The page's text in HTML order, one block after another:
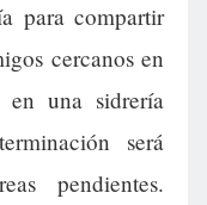
para compartir
cercanos en
en una sidrería
será
pendientes.